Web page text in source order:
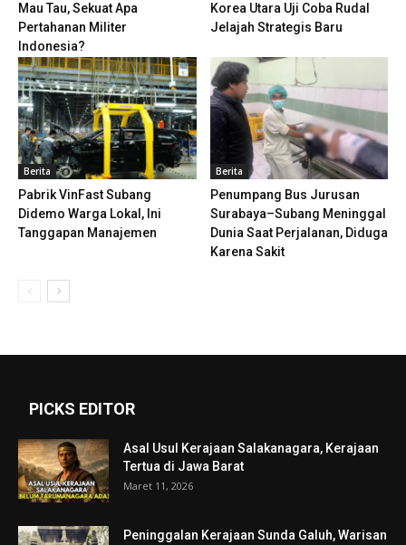
Mau Tau, Sekuat Apa
Pertahanan Militer
Indonesia?
Korea Utara Uji Coba Rudal
Jelajah Strategis Baru
Berita
Pabrik VinFast Subang
Didemo Warga Lokal, Ini
Tanggapan Manajemen
Berita
Penumpang Bus Jurusan
Surabaya–Subang Meninggal
Dunia Saat Perjalanan, Diduga
Karena Sakit
PICKS EDITOR
Asal Usul Kerajaan Salakanagara, Kerajaan
Tertua di Jawa Barat
Maret 11, 2026
Peninggalan Kerajaan Sunda Galuh, Warisan